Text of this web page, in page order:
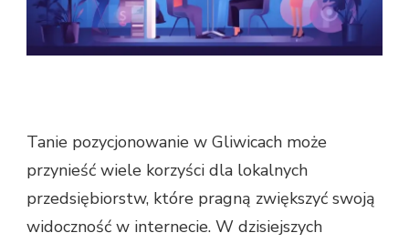
Tanie pozycjonowanie w Gliwicach może
przynieść wiele korzyści dla lokalnych
przedsiębiorstw, które pragną zwiększyć swoją
widoczność w internecie. W dzisiejszych